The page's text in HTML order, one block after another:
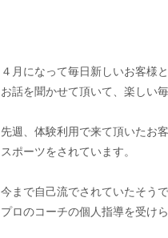
４月になって毎日新しいお客様
お話を聞かせて頂いて、楽しい
先週、体験利用で来て頂いたお
スポーツをされています。
今まで自己流でされていたそう
プロのコーチの個人指導を受け